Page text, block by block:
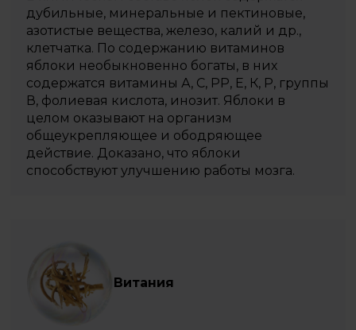
дубильные, минеральные и пектиновые,
азотистые вещества, железо, калий и др.,
клетчатка. По содержанию витаминов
яблоки необыкновенно богаты, в них
содержатся витамины А, С, РР, Е, К, Р, группы
В, фолиевая кислота, инозит. Яблоки в
целом оказывают на организм
общеукрепляющее и ободряющее
действие. Доказано, что яблоки
способствуют улучшению работы мозга.
Витания